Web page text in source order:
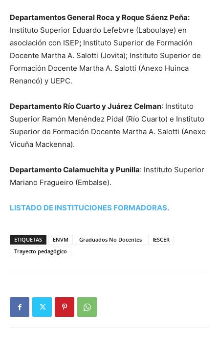
Departamentos General Roca y Roque Sáenz Peña:
Instituto Superior Eduardo Lefebvre (Laboulaye) en
asociación con ISEP; Instituto Superior de Formación
Docente Martha A. Salotti (Jovita); Instituto Superior de
Formación Docente Martha A. Salotti (Anexo Huinca
Renancó) y UEPC.
Departamento Río Cuarto y Juárez Celman: Instituto
Superior Ramón Menéndez Pidal (Río Cuarto) e Instituto
Superior de Formación Docente Martha A. Salotti (Anexo
Vicuña Mackenna).
Departamento Calamuchita y Punilla: Instituto Superior
Mariano Fragueiro (Embalse).
LISTADO DE INSTITUCIONES FORMADORAS.
ETIQUETAS ENVM Graduados No Docentes
IESCER
Trayecto pedagógico